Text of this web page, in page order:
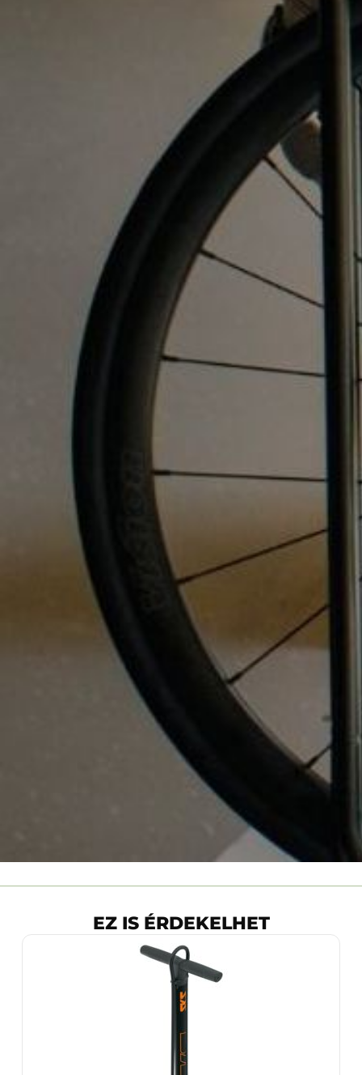
EZ IS ÉRDEKELHET